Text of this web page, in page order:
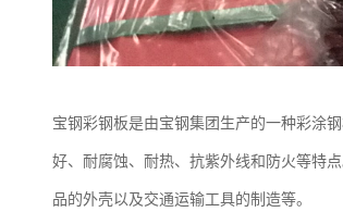
宝钢彩钢板是由宝钢集团生产的一种彩涂
好、耐腐蚀、耐热、抗紫外线和防火等特
品的外壳以及交通运输工具的制造等。